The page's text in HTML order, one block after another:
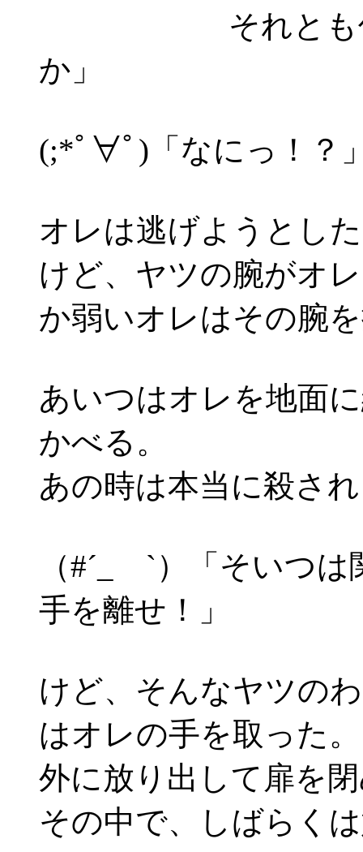
それとも何か
か」
(;*ﾟ∀ﾟ)「なにっ！？
オレは逃げようとし
けど、ヤツの腕がオ
か弱いオレはその腕
あいつはオレを地面
かべる。
あの時は本当に殺さ
（#´_ゝ`）「そいつ
手を離せ！」
けど、そんなヤツの
はオレの手を取った。
外に放り出して扉を
その中で、しばらく